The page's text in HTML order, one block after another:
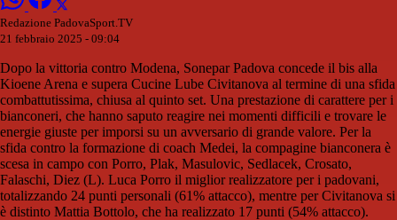
Redazione PadovaSport.TV
21 febbraio 2025 - 09:04
Dopo la vittoria contro Modena, Sonepar Padova concede il bis alla
Kioene Arena e supera Cucine Lube Civitanova al termine di una sfida
combattutissima, chiusa al quinto set. Una prestazione di carattere per i
bianconeri, che hanno saputo reagire nei momenti difficili e trovare le
energie giuste per imporsi su un avversario di grande valore. Per la
sfida contro la formazione di coach Medei, la compagine bianconera è
scesa in campo con Porro, Plak, Masulovic, Sedlacek, Crosato,
Falaschi, Diez (L). Luca Porro il miglior realizzatore per i padovani,
totalizzando 24 punti personali (61% attacco), mentre per Civitanova si
è distinto Mattia Bottolo, che ha realizzato 17 punti (54% attacco).